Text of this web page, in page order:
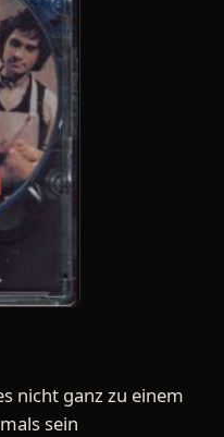
nicht ganz zu einem
sein